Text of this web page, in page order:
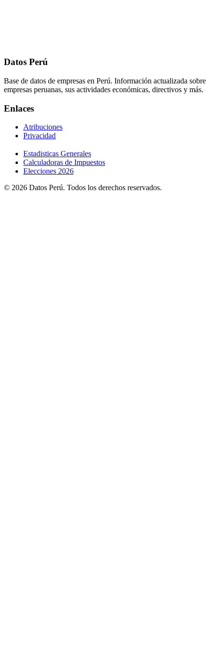
Datos Perú
Base de datos de empresas en Perú. Información actualizada sobre
empresas peruanas, sus actividades económicas, directivos y más.
Enlaces
Atribuciones
Privacidad
Estadisticas Generales
Calculadoras de Impuestos
Elecciones 2026
© 2026 Datos Perú. Todos los derechos reservados.